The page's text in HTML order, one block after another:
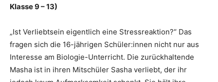
Klasse 9 – 13)
„Ist Verliebtsein eigentlich eine Stressreaktion?“ Das
fragen sich die 16-jährigen Schüler:innen nicht nur aus
Interesse am Biologie-Unterricht. Die zurückhaltende
Masha ist in ihren Mitschüler Sasha verliebt, der ihr